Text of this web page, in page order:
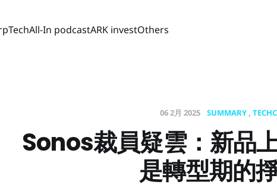
All-In podcastARK investOthers
06 2月 2025 SUMMARY
Sonos裁員疑雲：新品
是轉型期的